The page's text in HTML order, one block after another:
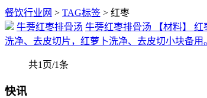
餐饮行业网 > TAG标签 > 红枣
牛蒡红枣排骨汤 牛蒡红枣排骨汤 【材料】 红
洗净、去皮切片，红萝卜洗净、去皮切小块备用
共1页/1条
快讯